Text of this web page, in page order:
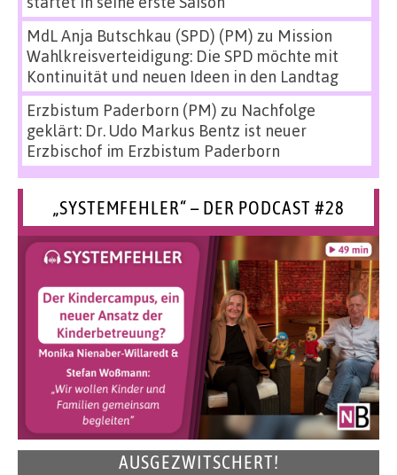
MdL Anja Butschkau (SPD) (PM) zu Mission
Wahlkreisverteidigung: Die SPD möchte mit
Kontinuität und neuen Ideen in den Landtag
Erzbistum Paderborn (PM) zu Nachfolge
geklärt: Dr. Udo Markus Bentz ist neuer
Erzbischof im Erzbistum Paderborn
„SYSTEMFEHLER“ – DER PODCAST #28
AUSGEZWITSCHERT!